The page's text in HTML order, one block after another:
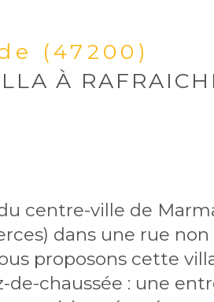
(47200)
À
centre-ville de
dans une rue
proposons cette
chaussée : une